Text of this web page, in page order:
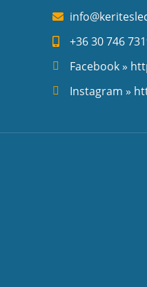
+36 30 746
Facebook »
Instagram »